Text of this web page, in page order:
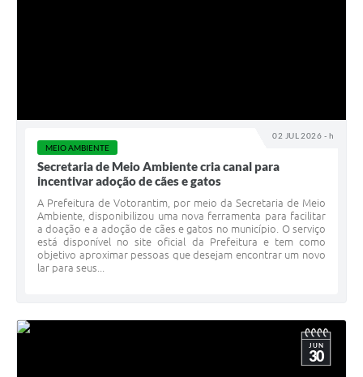
02 JUL 2026 - h
MEIO AMBIENTE
Secretaria de Meio Ambiente cria canal para
incentivar adoção de cães e gatos
A Prefeitura de Votorantim, por meio da Secretaria de Meio
Ambiente, disponibilizou uma nova ferramenta para facilitar
a doação e a adoção de cães e gatos no município. O serviço
está disponível no site oficial da Prefeitura e tem como
objetivo aproximar pessoas que desejam encontrar um novo
lar para seus...
JUN
30